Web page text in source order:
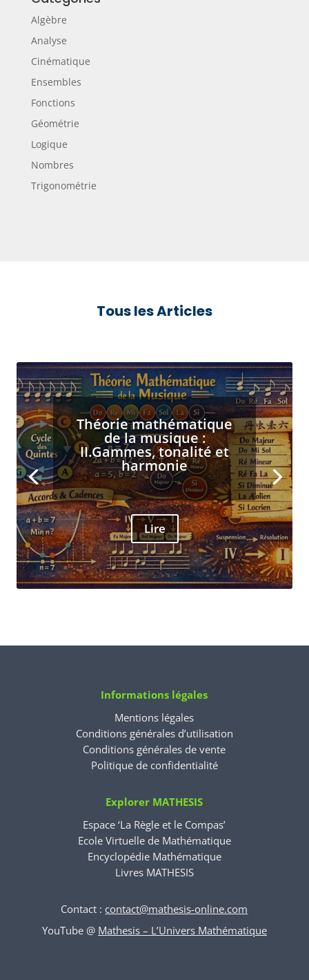
Algèbre
Analyse
Cinématique
Ensembles
Fonctions
Géométrie
Logique
Nombres
Trigonométrie
Tous les Articles
Théorie mathématique
de la musique :
II.Gammes, tonalité et
harmonie
Lire
Informations légales
Mentions légales
Conditions générales d’utilisation
Conditions générales de vente
Politique de confidentialité
Explorer MATHESIS
Espace ‘La Règle et le Compas’
Ecole Virtuelle de Mathématique
Encyclopédie Mathématique
Livres MATHESIS
Contact : contact@mathesis-online.com
YouTube @ Mathesis – L’Univers Mathématique